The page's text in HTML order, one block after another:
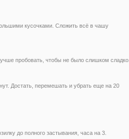
кусочками. Сложить всё в чашу
пробовать, чтобы не было слишком сладко.
Достать, перемешать и убрать еще на 20
до полного застывания, часа на 3.